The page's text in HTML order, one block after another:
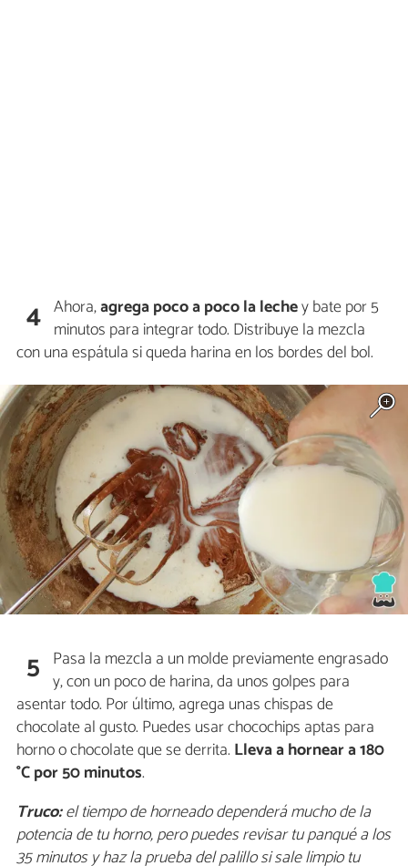
4 Ahora,agrega poco a poco la lechey bate por 5
minutos para integrar todo. Distribuye la mezcla
con una espátula si queda harina en los bordes del bol.
5 Pasa la mezcla a un molde previamente engrasado
y, con un poco de harina, da unos golpes para
asentar todo. Por último, agrega unas chispas de
chocolate al gusto. Puedes usar chocochips aptas para
horno o chocolate que se derrita. Lleva a hornear a 180
°C por 50 minutos.
Truco:el tiempo de horneado dependerá mucho de la
potencia de tu horno, pero puedes revisar tu panqué a los
35 minutos y haz la prueba del palillo si sale limpio tu